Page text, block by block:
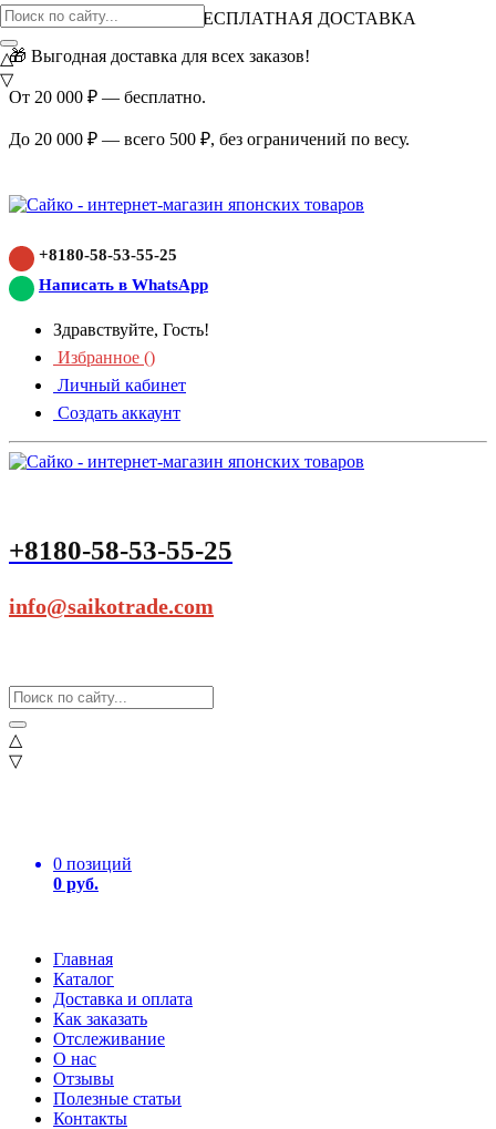
ВНИМАНИЕ АКЦИЯ!
БЕСПЛАТНАЯ ДОСТАВКА
🎁 Выгодная доставка для всех заказов!
От 20 000 ₽ — бесплатно.
До 20 000 ₽ — всего 500 ₽, без ограничений по весу.
+8180-58-53-55-25
Написать в WhatsApp
Здравствуйте, Гость!
Избранное ()
Личный кабинет
Создать аккаунт
+8180-58-53-55-25
info@saikotrade.com
△
▽
0 позиций
0 руб.
Главная
Каталог
Доставка и оплата
Как заказать
Отслеживание
О нас
Отзывы
Полезные статьи
Контакты
△
▽